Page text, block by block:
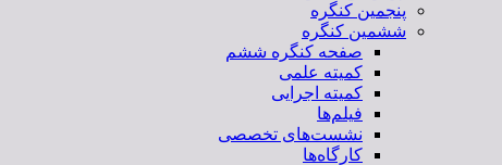
پنجمین کنگره
ششمین کنگره
صفحه کنگره ششم
کمیته علمی
کمیته اجرایی
فیلم‌ها
نشست‌های تخصصی
کارگاه‌ها